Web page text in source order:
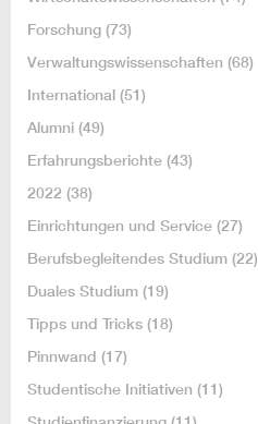
Forschung (73)
Verwaltungswissenschaften (68)
International (51)
Alumni (49)
Erfahrungsberichte (43)
2022 (38)
Einrichtungen und Service (27)
Berufsbegleitendes Studium (22)
Duales Studium (19)
Tipps und Tricks (18)
Pinnwand (17)
Studentische Initiativen (11)